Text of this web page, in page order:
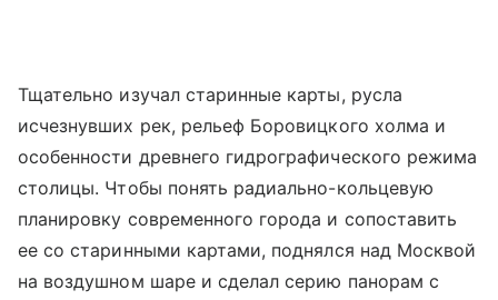
Тщательно изучал старинные карты, русла
исчезнувших рек, рельеф Боровицкого холма и
особенности древнего гидрографического режима
столицы. Чтобы понять радиально-кольцевую
планировку современного города и сопоставить
ее со старинными картами, поднялся над Москвой
на воздушном шаре и сделал серию панорам с